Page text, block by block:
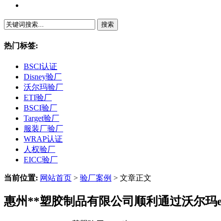
热门标签:
BSCI认证
Disney验厂
沃尔玛验厂
ETI验厂
BSCI验厂
Target验厂
服装厂验厂
WRAP认证
人权验厂
EICC验厂
当前位置: 网站首页 > 验厂案例 > 文章正文
惠州**塑胶制品有限公司顺利通过沃尔玛